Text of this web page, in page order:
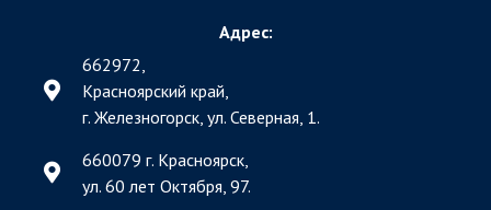
Адрес:
662972,
Красноярский край,
г. Железногорск, ул. Северная, 1.
660079 г. Красноярск,
ул. 60 лет Октября, 97.